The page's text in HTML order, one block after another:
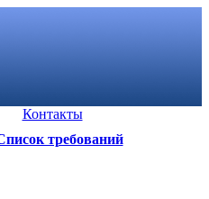
Контакты
требований